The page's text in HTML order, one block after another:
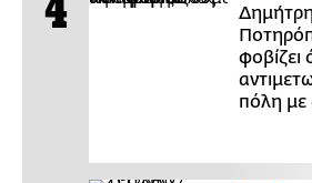
φοβίζει
πόλη με